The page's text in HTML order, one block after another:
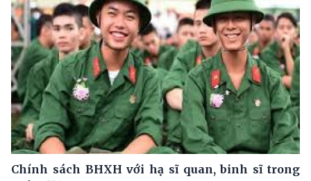
Chính sách BHXH với hạ sĩ quan, binh sĩ trong